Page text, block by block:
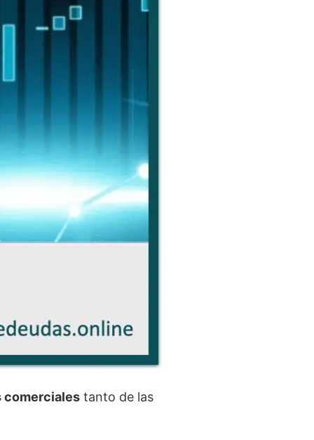
comerciales tanto de las